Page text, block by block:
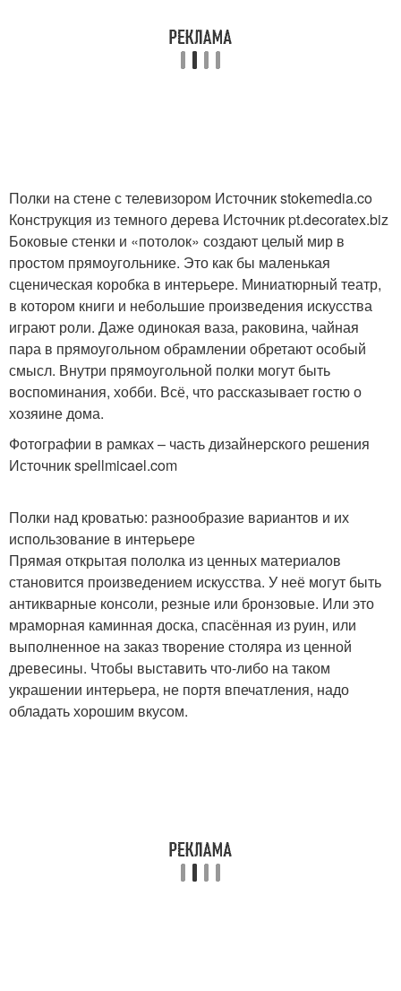
Полки на стене с телевизором Источник stokemedia.co
Конструкция из темного дерева Источник pt.decoratex.biz
Боковые стенки и «потолок» создают целый мир в
простом прямоугольнике. Это как бы маленькая
сценическая коробка в интерьере. Миниатюрный театр,
в котором книги и небольшие произведения искусства
играют роли. Даже одинокая ваза, раковина, чайная
пара в прямоугольном обрамлении обретают особый
смысл. Внутри прямоугольной полки могут быть
воспоминания, хобби. Всё, что рассказывает гостю о
хозяине дома.
Фотографии в рамках – часть дизайнерского решения
Источник spellmicael.com
Полки над кроватью: разнообразие вариантов и их
использование в интерьере
Прямая открытая пололка из ценных материалов
становится произведением искусства. У неё могут быть
антикварные консоли, резные или бронзовые. Или это
мраморная каминная доска, спасённая из руин, или
выполненное на заказ творение столяра из ценной
древесины. Чтобы выставить что-либо на таком
украшении интерьера, не портя впечатления, надо
обладать хорошим вкусом.